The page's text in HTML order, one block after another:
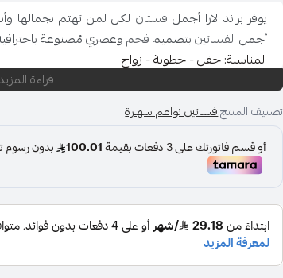
يوفر براند لارا أجمل فستان لكل لمن تهتم بجمالها
أجملالفساتينبتصميمفخموعصري مُصنوعة
المناسبة: حفل - خطوبة - زواج
قصة العنق : خناق
نوع القماش : شيفون
الاكمام : اكمام واسعه منسدلة
نوع اللبس : فستان
طول الفستان : سم
طول العارضة : 174 سم
المقاس المعروض : M-8
إضافات : لا يوجد
قراءة
تصنيف المنتج:فساتين نواعم سهـرة